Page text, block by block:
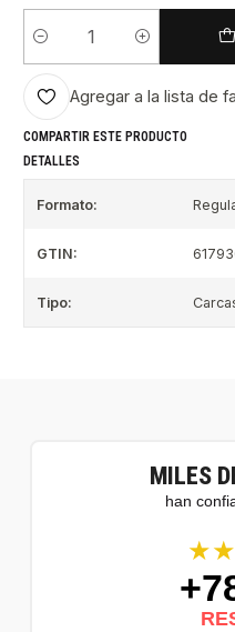
Cantidad
Agregar a la lista de
COMPARTIR ESTE PRODUCTO
DETALLES
Formato:
GTIN:
Tipo:
MILES
han